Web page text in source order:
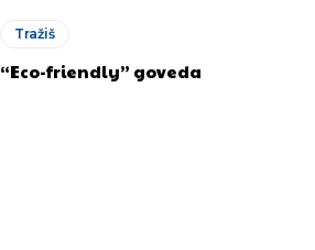
Tražiš
“Eco-friendly” goveda